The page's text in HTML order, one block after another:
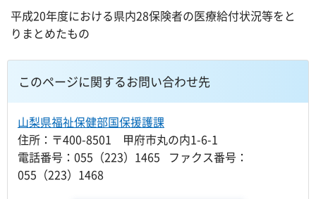
平成20年度における県内28保険者の医療給付状況等をと
りまとめたもの
このページに関するお問い合わせ先
山梨県福祉保健部国保援護課
住所：〒400-8501 甲府市丸の内1-6-1
電話番号：055（223）1465 ファクス番号：
055（223）1468